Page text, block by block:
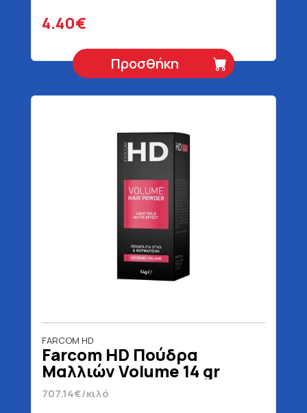
4.40€
Προσθήκη
FARCOM HD
Farcom HD Πούδρα
Μαλλιών Volume 14 gr
707.14€/κιλό